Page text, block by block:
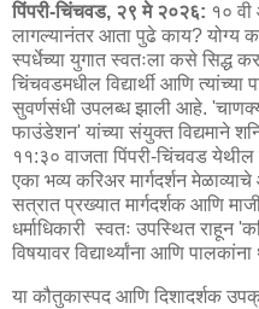
पिंपरी-चिंचवड, २९ मे २०२६: १० वी
लागल्यानंतर आता पुढे काय? योग्य
स्पर्धेच्या युगात स्वतःला कसे सिद्ध
चिंचवडमधील विद्यार्थी आणि
सुवर्णसंधी उपलब्ध झाली आहे.
फाउंडेशन' यांच्या संयुक्त विद्यमाने
११:३० वाजता पिंपरी-चिंचवड येथील
एका भव्य करिअर मार्गदर्शन
सत्रात प्रख्यात मार्गदर्शक आणि
धर्माधिकारी स्वतः उपस्थित राहून
विषयावर विद्यार्थ्यांना आणि
या कौतुकास्पद आणि दिशादर्शक